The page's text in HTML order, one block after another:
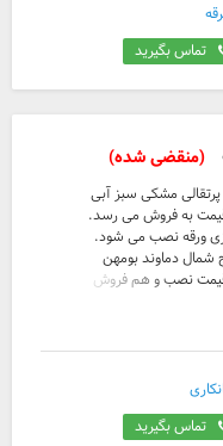
تماس بگیرید
(منقضی شده)
مشکی سبز آبی
به فروش می رسد.
نصب می شود.
دماوند بومهن
نصب و هم فروش
باربیکیو اجرای
اجرای بدنه اجرای
ایران مخصوصا
نصب و فروش می
تماس بگیرید